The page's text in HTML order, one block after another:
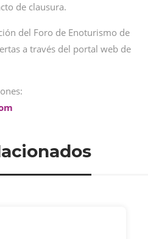
de clausura.
del Foro de Enoturismo de
a través del portal web de